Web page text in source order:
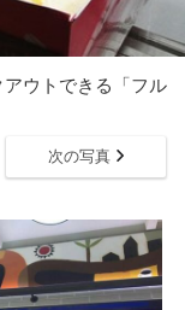
アウトできる「フル
次の写真